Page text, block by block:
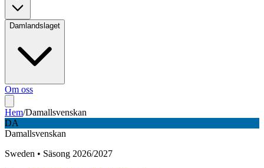
Damlandslaget
Om oss
Hem/Damallsvenskan
DA
Damallsvenskan
Sweden • Säsong 2026/2027